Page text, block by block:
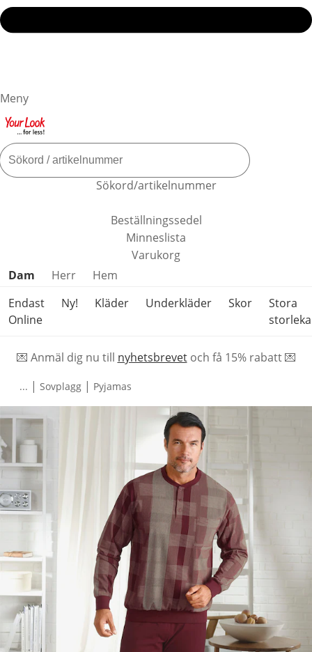
Meny
Sökord/artikelnummer
Beställningssedel
Minneslista
Varukorg
Hoppa över produktkategorier
Dam Herr
Hem
Endast
Online
Ny! Kläder Underkläder Skor
Stora
💌 Anmäl dig nu till nyhetsbrevetoch få 15% rabatt 💌
... | Sovplagg | Pyjamas